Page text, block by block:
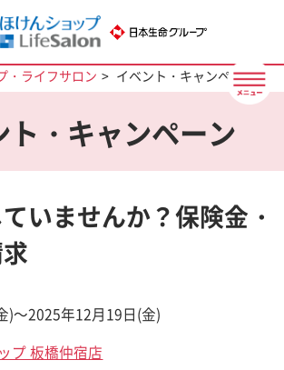
・ライフサロン イベント・キャンペーン
ト・キャンペーン
いませんか？保険金・
)～2025年12月19日(金)
プ 板橋仲宿店